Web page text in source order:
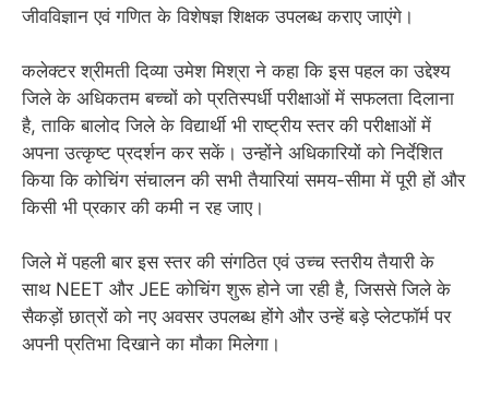
जीवविज्ञान एवं गणित के विशेषज्ञ शिक्षक उपलब्ध कराए जाएंगे।
कलेक्टर श्रीमती दिव्या उमेश मिश्रा ने कहा कि इस पहल का उद्देश्य
जिले के अधिकतम बच्चों को प्रतिस्पर्धी परीक्षाओं में सफलता दिलाना
है, ताकि बालोद जिले के विद्यार्थी भी राष्ट्रीय स्तर की परीक्षाओं में
अपना उत्कृष्ट प्रदर्शन कर सकें। उन्होंने अधिकारियों को निर्देशित
किया कि कोचिंग संचालन की सभी तैयारियां समय-सीमा में पूरी हों और
किसी भी प्रकार की कमी न रह जाए।
जिले में पहली बार इस स्तर की संगठित एवं उच्च स्तरीय तैयारी के
साथ NEET और JEE कोचिंग शुरू होने जा रही है, जिससे जिले के
सैकड़ों छात्रों को नए अवसर उपलब्ध होंगे और उन्हें बड़े प्लेटफॉर्म पर
अपनी प्रतिभा दिखाने का मौका मिलेगा।